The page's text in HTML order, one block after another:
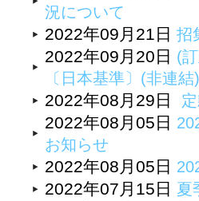
況について
2022年09月21日 招
2022年09月20日 (
〔日本基準〕(非連
2022年08月29日
2022年08月05日
お知らせ
2022年08月05日
2022年07月15日 夏